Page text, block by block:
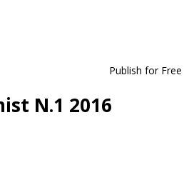
Publish for Free
N.1 2016